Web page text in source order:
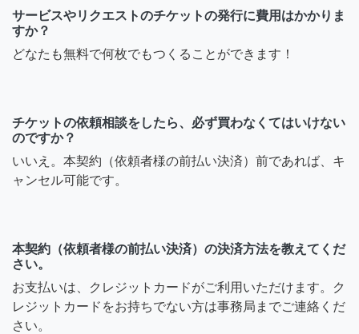
サービスやリクエストのチケットの発行に費用はかかりま
すか？
どなたも無料で何枚でもつくることができます！
チケットの依頼相談をしたら、必ず買わなくてはいけない
のですか？
いいえ。本契約（依頼者様の前払い決済）前であれば、キ
ャンセル可能です。
本契約（依頼者様の前払い決済）の決済方法を教えてくだ
さい。
お支払いは、クレジットカードがご利用いただけます。ク
レジットカードをお持ちでない方は事務局までご連絡くだ
さい。